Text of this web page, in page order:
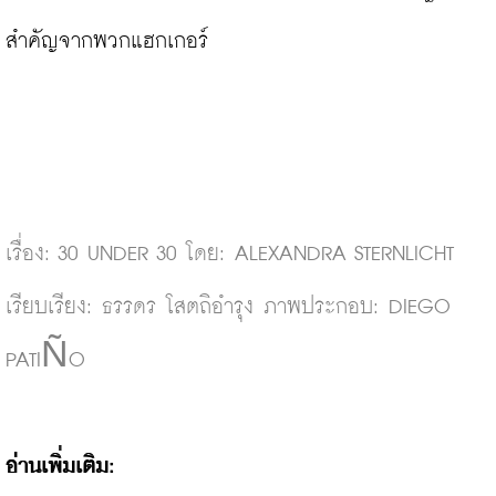
สำคัญจากพวกแฮกเกอร์
เรื่อง: 30 UNDER 30 โดย: ALEXANDRA STERNLICHT
เรียบเรียง: ธรรดร โสตถิอำรุง ภาพประกอบ: DIEGO
PATIÑO
อ่านเพิ่มเติม: